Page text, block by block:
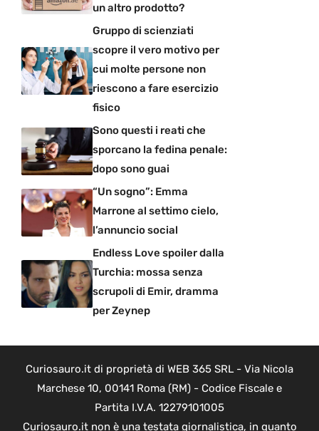
un altro prodotto?
Gruppo di scienziati
scopre il vero motivo per
cui molte persone non
riescono a fare esercizio
fisico
Sono questi i reati che
sporcano la fedina penale:
dopo sono guai
“Un sogno”: Emma
Marrone al settimo cielo,
l’annuncio social
Endless Love spoiler dalla
Turchia: mossa senza
scrupoli di Emir, dramma
per Zeynep
Curiosauro.it di proprietà di WEB 365 SRL - Via Nicola
Marchese 10, 00141 Roma (RM) - Codice Fiscale e
Partita I.V.A. 12279101005
Curiosauro.it non è una testata giornalistica, in quanto